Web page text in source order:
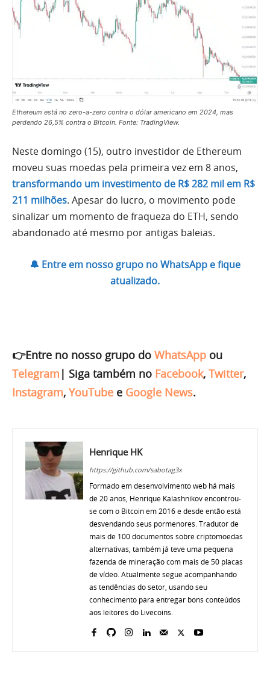
Ethereum está no zero-a-zero contra o dólar americano em 2024, mas
perdendo 26,5% contra o Bitcoin. Fonte: TradingView.
Neste domingo (15), outro investidor de Ethereum
moveu suas moedas pela primeira vez em 8 anos,
transformando um investimento de R$ 282 mil em R$
211 milhões. Apesar do lucro, o movimento pode
sinalizar um momento de fraqueza do ETH, sendo
abandonado até mesmo por antigas baleias.
🔔 Entre em nosso grupo no WhatsApp e fique
atualizado.
👉Entre no nosso grupo do WhatsApp ou
Telegram | Siga também no Facebook, Twitter,
Instagram, YouTube e Google News.
Henrique HK
https://github.com/sabotag3x
Formado em desenvolvimento web há mais
de 20 anos, Henrique Kalashnikov encontrou-
se com o Bitcoin em 2016 e desde então está
desvendando seus pormenores. Tradutor de
mais de 100 documentos sobre criptomoedas
alternativas, também já teve uma pequena
fazenda de mineração com mais de 50 placas
de vídeo. Atualmente segue acompanhando
as tendências do setor, usando seu
conhecimento para entregar bons conteúdos
aos leitores do Livecoins.